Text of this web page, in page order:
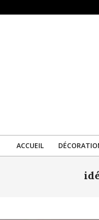
ACCUEIL